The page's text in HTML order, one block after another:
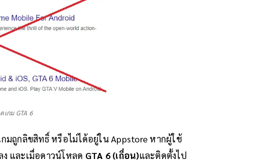
เกม GTA 6
ถูกลิขสิทธิ์ หรือไม่ได้อยู่ใน Appstore หากผู้ใช้
ง และเมื่อดาวน์โหลด GTA 6 (เถื่อน)และติดตั้งไป